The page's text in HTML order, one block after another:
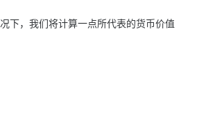
，我们将计算一点所代表的货币价值